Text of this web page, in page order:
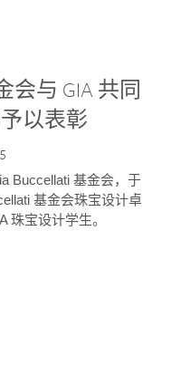
会与 GIA 共同
以表彰
Buccellati 基金会，于
基金会珠宝设计卓
珠宝设计学生。